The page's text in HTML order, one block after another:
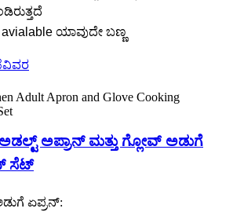
avialable ಯಾವುದೇ ಬಣ್ಣ
ವಿವರ
ಅಪ್ರಾನ್ ಮತ್ತು ಗ್ಲೋವ್ ಅಡುಗೆ
ಸೆಟ್
ಏಪ್ರನ್: